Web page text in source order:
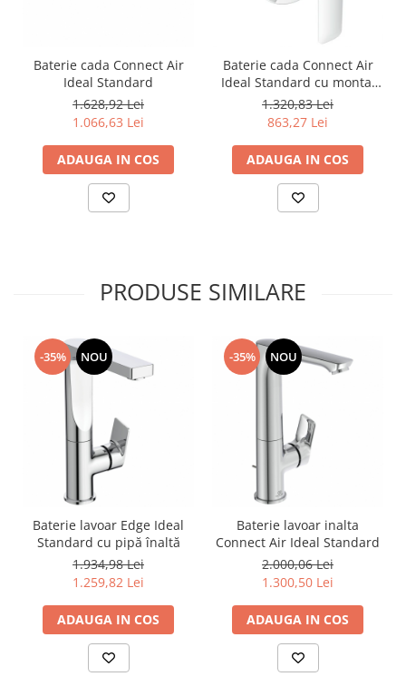
Baterie cada Connect Air
Ideal Standard
1.628,92 Lei
1.066,63 Lei
ADAUGA IN COS
Baterie cada Connect Air
Ideal Standard cu montaj
incastrat
1.320,83 Lei
863,27 Lei
ADAUGA IN COS
PRODUSE SIMILARE
-35% NOU
Baterie lavoar Edge Ideal
Standard cu pipă înaltă
1.934,98 Lei
1.259,82 Lei
ADAUGA IN COS
-35% NOU
Baterie lavoar inalta
Connect Air Ideal Standard
2.000,06 Lei
1.300,50 Lei
ADAUGA IN COS